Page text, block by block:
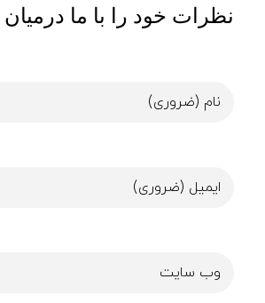
نظرات خود را با ما درمیان